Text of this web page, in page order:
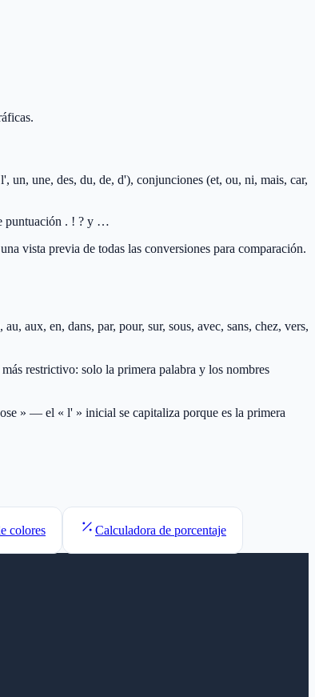
un, une, des, du, de, d'), conjunciones (et, ou, ni, mais, car,
puntuación . ! ? y …
vista previa de todas las conversiones para comparación.
aux, en, dans, par, pour, sur, sous, avec, sans, chez, vers,
restrictivo: solo la primera palabra y los nombres
» — el « l' » inicial se capitaliza porque es la primera
colores Calculadora de porcentaje